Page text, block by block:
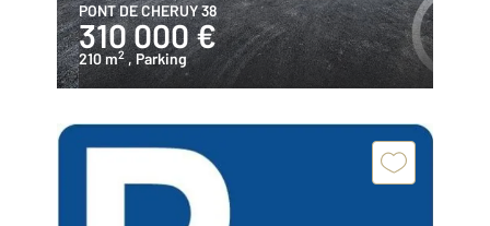
PONT DE CHERUY 38
310 000 €
210 m2 , Parking